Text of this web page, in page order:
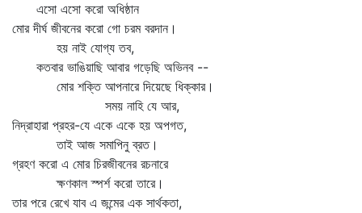
এসো এসো করো অধিষ্ঠান
মোর দীর্ঘ জীবনের করো গো চরম বরদান।
হয় নাই যোগ্য তব,
কতবার ভাঙিয়াছি আবার গড়েছি অভিনব --
মোর শক্তি আপনারে দিয়েছে ধিক্কার।
সময় নাহি যে আর,
নিদ্রাহারা প্রহর-যে একে একে হয় অপগত,
তাই আজ সমাপিনু ব্রত।
গ্রহণ করো এ মোর চিরজীবনের রচনারে
ক্ষণকাল স্পর্শ করো তারে।
তার পরে রেখে যাব এ জন্মের এক সার্থকতা,